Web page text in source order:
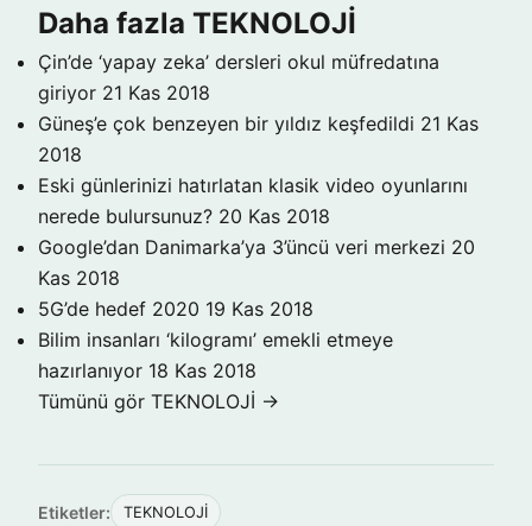
Daha fazla TEKNOLOJİ
Çin’de ‘yapay zeka’ dersleri okul müfredatına
giriyor 21 Kas 2018
Güneş’e çok benzeyen bir yıldız keşfedildi 21 Kas
2018
Eski günlerinizi hatırlatan klasik video oyunlarını
nerede bulursunuz? 20 Kas 2018
Google’dan Danimarka’ya 3’üncü veri merkezi 20
Kas 2018
5G’de hedef 2020 19 Kas 2018
Bilim insanları ‘kilogramı’ emekli etmeye
hazırlanıyor 18 Kas 2018
Tümünü gör TEKNOLOJİ →
Etiketler: TEKNOLOJİ